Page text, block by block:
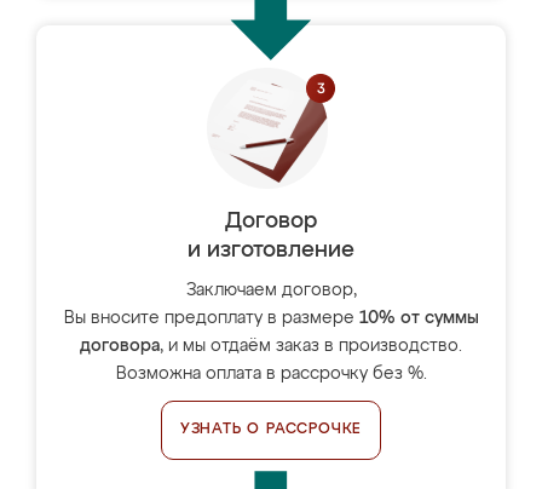
Договор
и изготовление
Заключаем договор,
Вы вносите предоплату в размере 10% от суммы
договора, и мы отдаём заказ в производство.
Возможна оплата в рассрочку без %.
УЗНАТЬ О РАССРОЧКЕ